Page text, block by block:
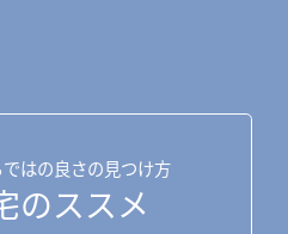
ではの良さの見つけ方
のススメ